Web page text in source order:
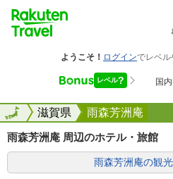
全国滋賀県 雨森芳洲庵
全国
雨森芳洲庵 周辺のホテル・旅館
雨森芳洲庵の観